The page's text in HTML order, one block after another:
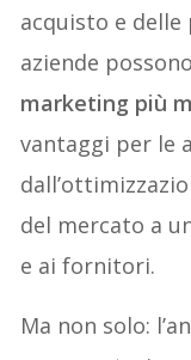
acquisto e
aziende
marketing più
vantaggi per le
del mercato a
e ai fornitori.
Ma non solo: